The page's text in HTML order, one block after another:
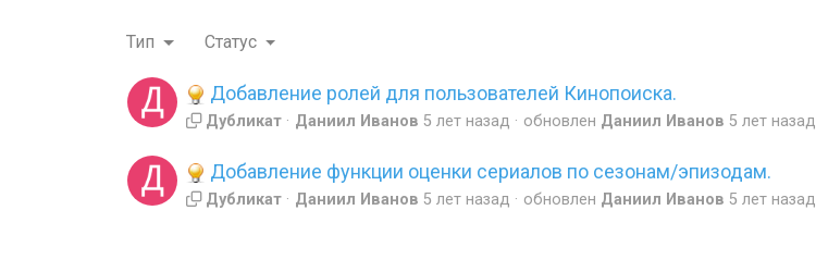
Тип Статус
Добавление ролей для пользователей Кинопоиска.
Дубликат Даниил Иванов 5 лет назад обновлен Даниил Иванов 5 лет назад
Добавление функции оценки сериалов по сезонам/эпизодам.
Дубликат Даниил Иванов 5 лет назад обновлен Даниил Иванов 5 лет назад